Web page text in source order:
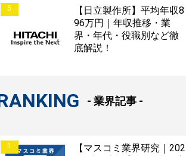
5
【日立製作所】平均年収8
96万円｜年収推移・業
界・年代・役職別など徹
底解説！
- 業界記事 -
1
【マスコミ業界研究｜202